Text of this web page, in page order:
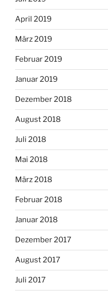
April 2019
März 2019
Februar 2019
Januar 2019
Dezember 2018
August 2018
Juli 2018
Mai 2018
März 2018
Februar 2018
Januar 2018
Dezember 2017
August 2017
Juli 2017